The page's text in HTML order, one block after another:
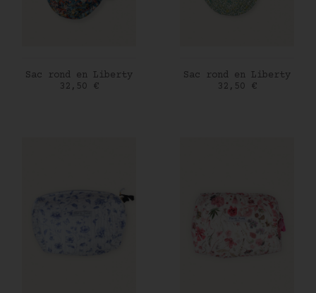
AJOUTER AU PANIER
Sac rond en Liberty
Prix
32,50 €
AJOUTER AU PANIER
Sac rond en Liberty
Prix
32,50 €